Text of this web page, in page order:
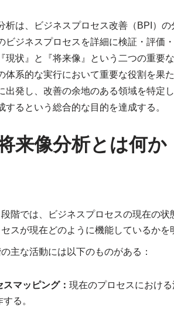
析は、ビジネスプロセス改善（BPI）
ビジネスプロセスを詳細に検証・評価
現状』と『将来像』という二つの重要
体系的な実行において重要な役割を果
出発し、改善の余地のある領域を特定
するという総合的な目的を達成する。
来像分析とは何か
段階では、ビジネスプロセスの現在の
スが現在どのように機能しているかを
主な活動には以下のものがある：
スマッピング： 現在のプロセスにおけ
る。